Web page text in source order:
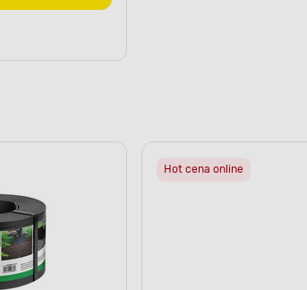
Hot cena online